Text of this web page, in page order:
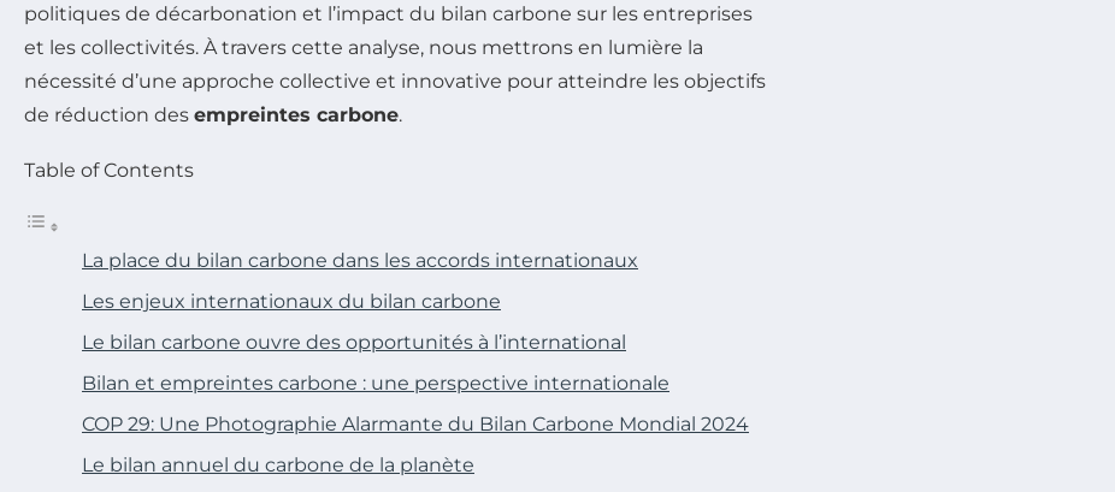
politiques de décarbonation et l’impact du bilan carbone sur les entreprises
et les collectivités. À travers cette analyse, nous mettrons en lumière la
nécessité d’une approche collective et innovative pour atteindre les objectifs
de réduction des empreintes carbone.
Table of Contents
La place du bilan carbone dans les accords internationaux
Les enjeux internationaux du bilan carbone
Le bilan carbone ouvre des opportunités à l’international
Bilan et empreintes carbone : une perspective internationale
COP 29: Une Photographie Alarmante du Bilan Carbone Mondial 2024
Le bilan annuel du carbone de la planète